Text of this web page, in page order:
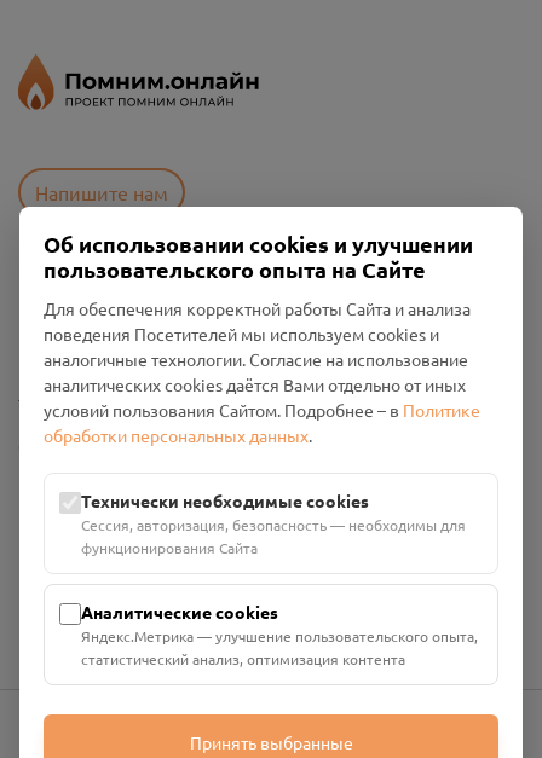
Напишите нам
Политика конфиденциальности
Промо-материалы
Настройки cookies
Общество с ограниченной ответственностью «Смоленский
Проект Помним»
ИНН: 6700029207 ОГРН: 1256700001986
Юридический адрес: 216790, Смоленская область, р-н
Руднянский, г. Рудня, улица Западная, д. 26А, пом. 18
Номер счёта: 40702810901130004287 в АО "АЛЬФА-БАНК"
Об использовании cookies и улучшении
пользовательского опыта на Сайте
Для обеспечения корректной работы Сайта и анализа
поведения Посетителей мы используем cookies и
аналогичные технологии. Согласие на использование
аналитических cookies даётся Вами отдельно от иных
условий пользования Сайтом. Подробнее – в Политике
обработки персональных данных.
Технически необходимые cookies
Сессия, авторизация, безопасность — необходимы для
функционирования Сайта
Аналитические cookies
Яндекс.Метрика — улучшение пользовательского опыта,
статистический анализ, оптимизация контента
Принять выбранные